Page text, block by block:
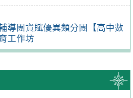
導團資賦優異類分團【高中數
工作坊